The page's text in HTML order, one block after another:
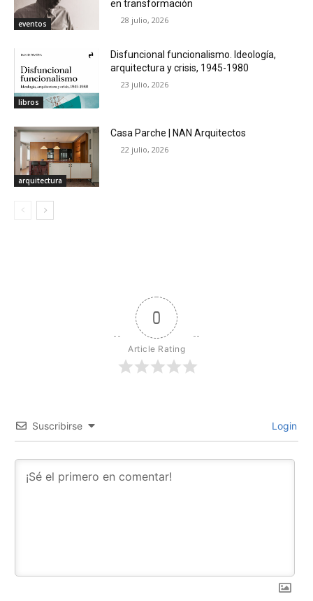
eventos
en transformación
28 julio, 2026
libros
Disfuncional funcionalismo. Ideología,
arquitectura y crisis, 1945-1980
23 julio, 2026
arquitectura
Casa Parche | NAN Arquitectos
22 julio, 2026
0
Article Rating
Suscribirse Login